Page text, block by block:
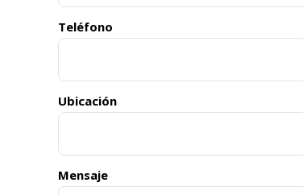
Teléfono
Ubicación
Mensaje